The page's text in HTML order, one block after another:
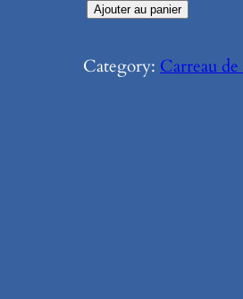
q
a
Ajouter au panier
Category: Carreau